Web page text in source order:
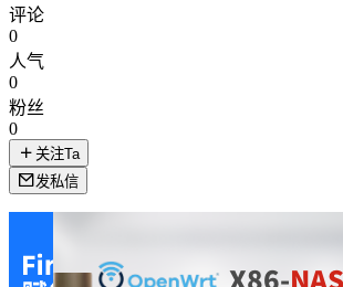
评论
0
人气
0
粉丝
0
关注Ta
发私信